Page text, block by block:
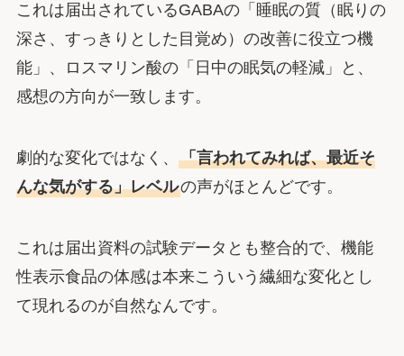
これは届出されているGABAの「睡眠の質（眠りの
深さ、すっきりとした目覚め）の改善に役立つ機
能」、ロスマリン酸の「日中の眠気の軽減」と、
感想の方向が一致します。
劇的な変化ではなく、 「言われてみれば、最近そ
んな気がする」レベルの声がほとんどです。
これは届出資料の試験データとも整合的で、機能
性表示食品の体感は本来こういう繊細な変化とし
て現れるのが自然なんです。